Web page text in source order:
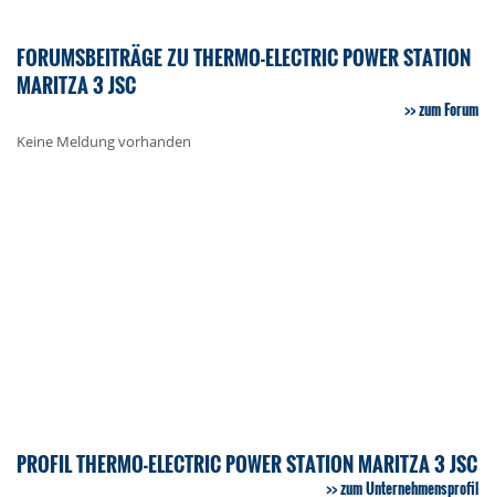
FORUMSBEITRÄGE ZU THERMO-ELECTRIC POWER STATION
MARITZA 3 JSC
zum Forum
Keine Meldung vorhanden
PROFIL THERMO-ELECTRIC POWER STATION MARITZA 3 JSC
zum Unternehmensprofil